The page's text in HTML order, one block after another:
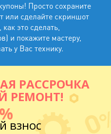
Просто сохраните
или сделайте скриншот
это сделать,
и покажите мастеру,
у Вас технику.
РАССРОЧКА
РЕМОНТ!
взнос